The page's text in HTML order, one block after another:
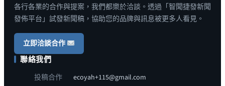
各行各業的合作與提案，我們都樂於洽談。透過「智聞捷發新聞
發佈平台」試發新聞稿，協助您的品牌與訊息被更多人看見。
立即洽談合作
聯絡我們
投稿合作 ecoyah+115@gmail.com